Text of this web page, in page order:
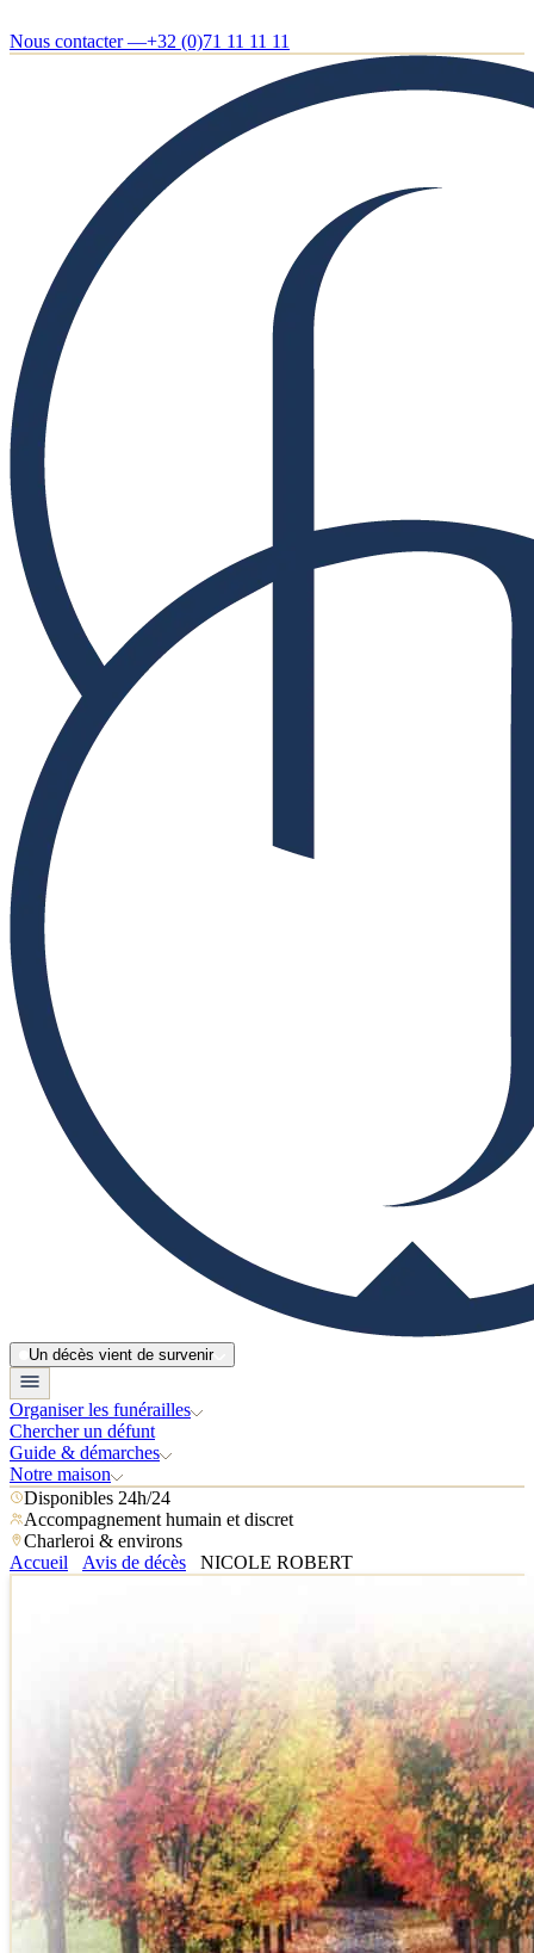
Nous contacter —+32 (0)71 11 11 11
Un décès vient de survenir
Organiser les funérailles
Chercher un défunt
Guide & démarches
Notre maison
Disponibles 24h/24
Accompagnement humain et discret
Charleroi & environs
Accueil
Avis de décès NICOLE ROBERT